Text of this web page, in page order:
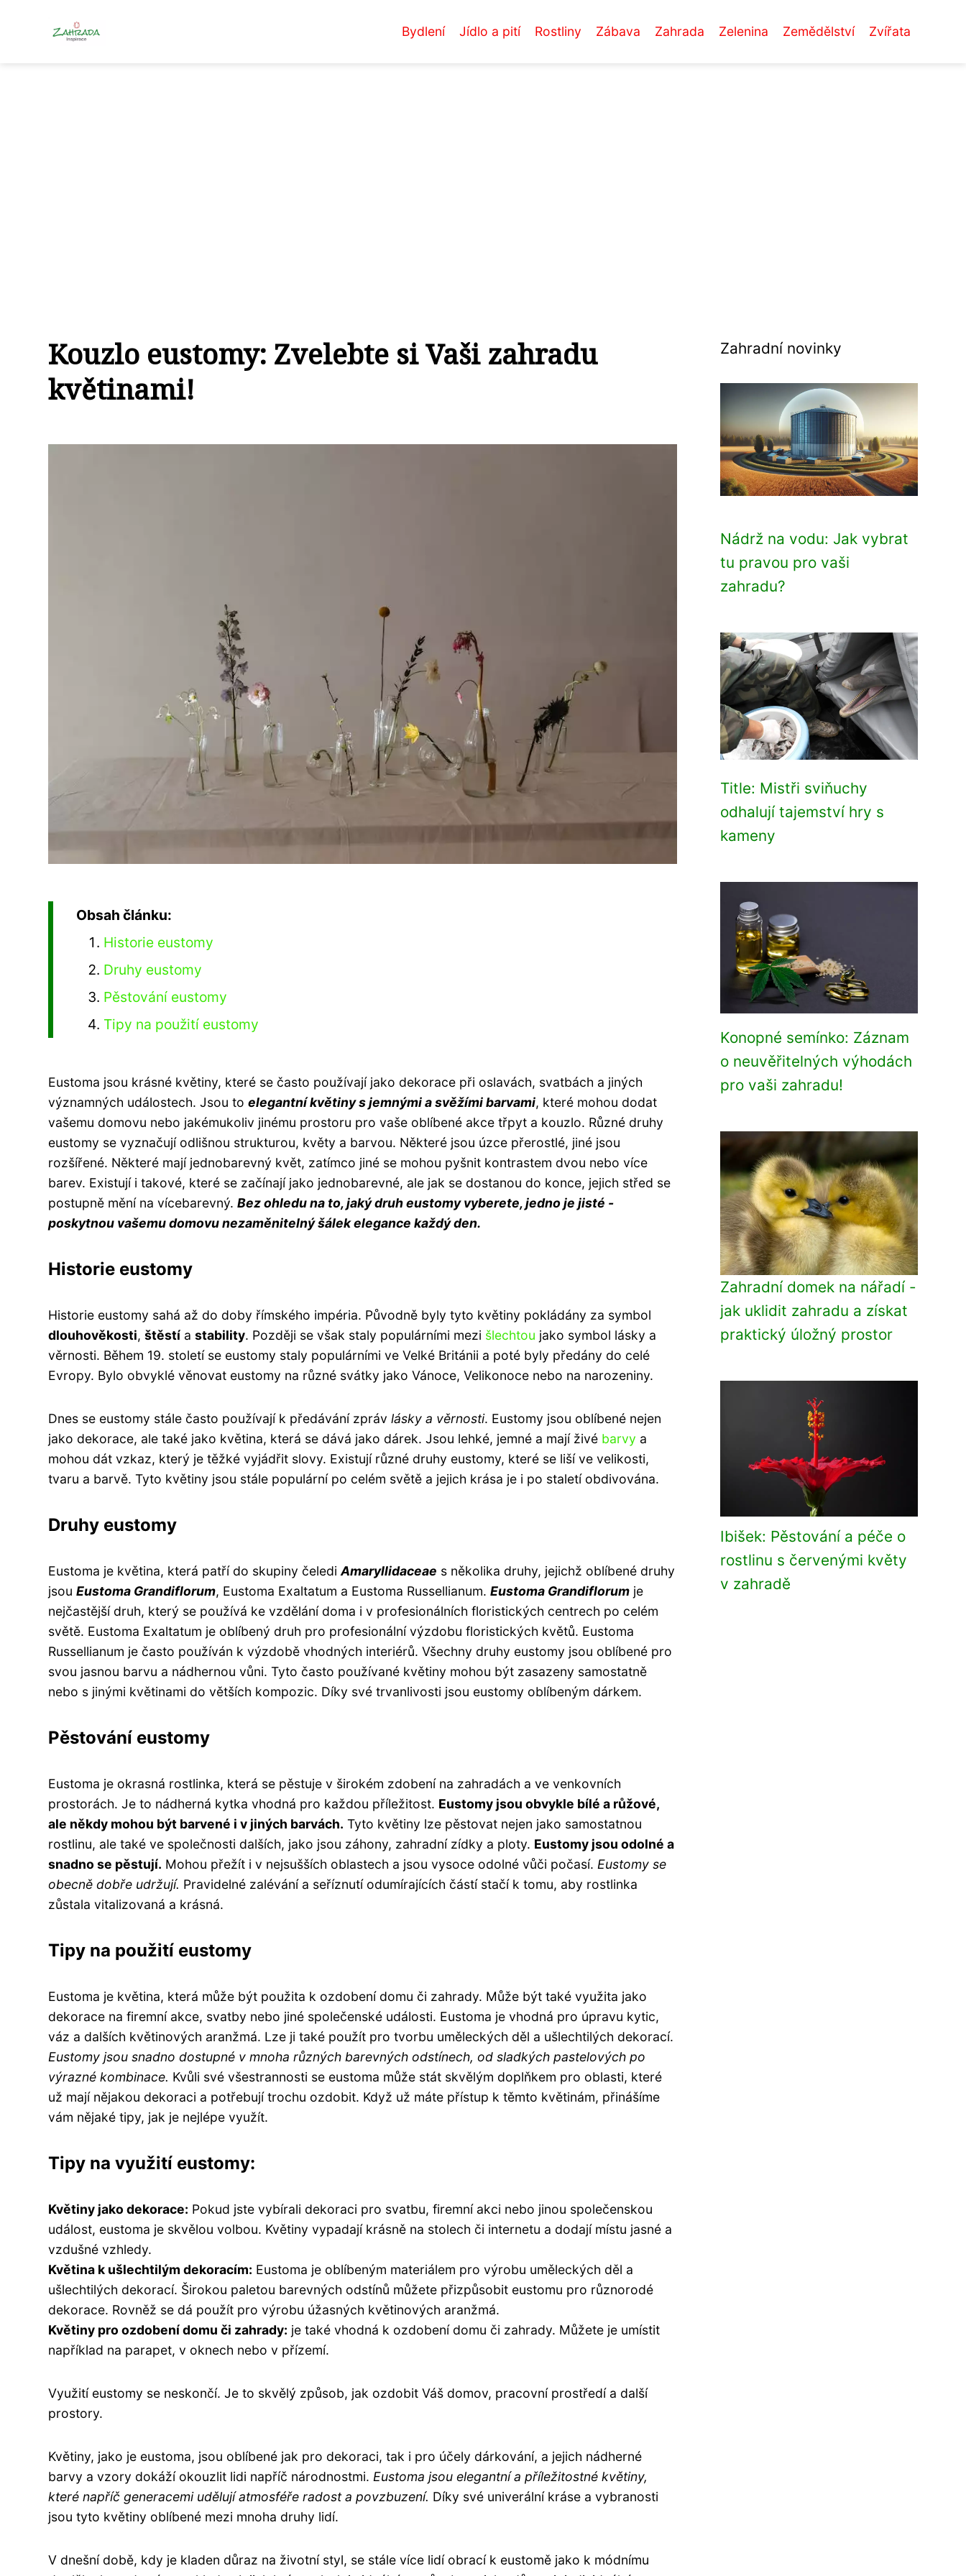
Bydlení Jídlo a pití Rostliny Zábava Zahrada Zelenina Zemědělství Zvířata
Kouzlo eustomy: Zvelebte si Vaši zahradu
květinami!
Obsah článku:
Historie eustomy
Druhy eustomy
Pěstování eustomy
Tipy na použití eustomy
Eustoma jsou krásné květiny, které se často používají jako dekorace při oslavách, svatbách a jiných
významných událostech. Jsou to elegantní květiny s jemnými a svěžími barvami, které mohou dodat
vašemu domovu nebo jakémukoliv jinému prostoru pro vaše oblíbené akce třpyt a kouzlo. Různé druhy
eustomy se vyznačují odlišnou strukturou, květy a barvou. Některé jsou úzce přerostlé, jiné jsou
rozšířené. Některé mají jednobarevný květ, zatímco jiné se mohou pyšnit kontrastem dvou nebo více
barev. Existují i takové, které se začínají jako jednobarevné, ale jak se dostanou do konce, jejich střed se
postupně mění na vícebarevný. Bez ohledu na to, jaký druh eustomy vyberete, jedno je jisté -
poskytnou vašemu domovu nezaměnitelný šálek elegance každý den.
Historie eustomy
Historie eustomy sahá až do doby římského impéria. Původně byly tyto květiny pokládány za symbol
dlouhověkosti, štěstí a stability. Později se však staly populárními mezi šlechtou jako symbol lásky a
věrnosti. Během 19. století se eustomy staly populárními ve Velké Británii a poté byly předány do celé
Evropy. Bylo obvyklé věnovat eustomy na různé svátky jako Vánoce, Velikonoce nebo na narozeniny.
Dnes se eustomy stále často používají k předávání zpráv lásky a věrnosti. Eustomy jsou oblíbené nejen
jako dekorace, ale také jako květina, která se dává jako dárek. Jsou lehké, jemné a mají živé barvy a
mohou dát vzkaz, který je těžké vyjádřit slovy. Existují různé druhy eustomy, které se liší ve velikosti,
tvaru a barvě. Tyto květiny jsou stále populární po celém světě a jejich krása je i po staletí obdivována.
Druhy eustomy
Eustoma je květina, která patří do skupiny čeledi Amaryllidaceae s několika druhy, jejichž oblíbené druhy
jsou Eustoma Grandiflorum, Eustoma Exaltatum a Eustoma Russellianum. Eustoma Grandiflorum je
nejčastější druh, který se používá ke vzdělání doma i v profesionálních floristických centrech po celém
světě. Eustoma Exaltatum je oblíbený druh pro profesionální výzdobu floristických květů. Eustoma
Russellianum je často používán k výzdobě vhodných interiérů. Všechny druhy eustomy jsou oblíbené pro
svou jasnou barvu a nádhernou vůni. Tyto často používané květiny mohou být zasazeny samostatně
nebo s jinými květinami do větších kompozic. Díky své trvanlivosti jsou eustomy oblíbeným dárkem.
Pěstování eustomy
Eustoma je okrasná rostlinka, která se pěstuje v širokém zdobení na zahradách a ve venkovních
prostorách. Je to nádherná kytka vhodná pro každou příležitost. Eustomy jsou obvykle bílé a růžové,
ale někdy mohou být barvené i v jiných barvách. Tyto květiny lze pěstovat nejen jako samostatnou
rostlinu, ale také ve společnosti dalších, jako jsou záhony, zahradní zídky a ploty. Eustomy jsou odolné a
snadno se pěstují. Mohou přežít i v nejsušších oblastech a jsou vysoce odolné vůči počasí. Eustomy se
obecně dobře udržují. Pravidelné zalévání a seříznutí odumírajících částí stačí k tomu, aby rostlinka
zůstala vitalizovaná a krásná.
Tipy na použití eustomy
Eustoma je květina, která může být použita k ozdobení domu či zahrady. Může být také využita jako
dekorace na firemní akce, svatby nebo jiné společenské události. Eustoma je vhodná pro úpravu kytic,
váz a dalších květinových aranžmá. Lze ji také použít pro tvorbu uměleckých děl a ušlechtilých dekorací.
Eustomy jsou snadno dostupné v mnoha různých barevných odstínech, od sladkých pastelových po
výrazné kombinace. Kvůli své všestrannosti se eustoma může stát skvělým doplňkem pro oblasti, které
už mají nějakou dekoraci a potřebují trochu ozdobit. Když už máte přístup k těmto květinám, přinášíme
vám nějaké tipy, jak je nejlépe využít.
Tipy na využití eustomy:
Květiny jako dekorace: Pokud jste vybírali dekoraci pro svatbu, firemní akci nebo jinou společenskou
událost, eustoma je skvělou volbou. Květiny vypadají krásně na stolech či internetu a dodají místu jasné a
vzdušné vzhledy.
Květina k ušlechtilým dekoracím: Eustoma je oblíbeným materiálem pro výrobu uměleckých děl a
ušlechtilých dekorací. Širokou paletou barevných odstínů můžete přizpůsobit eustomu pro různorodé
dekorace. Rovněž se dá použít pro výrobu úžasných květinových aranžmá.
Květiny pro ozdobení domu či zahrady: je také vhodná k ozdobení domu či zahrady. Můžete je umístit
například na parapet, v oknech nebo v přízemí.
Využití eustomy se neskončí. Je to skvělý způsob, jak ozdobit Váš domov, pracovní prostředí a další
prostory.
Květiny, jako je eustoma, jsou oblíbené jak pro dekoraci, tak i pro účely dárkování, a jejich nádherné
barvy a vzory dokáží okouzlit lidi napříč národnostmi. Eustoma jsou elegantní a příležitostné květiny,
které napříč generacemi udělují atmosféře radost a povzbuzení. Díky své univerální kráse a vybranosti
jsou tyto květiny oblíbené mezi mnoha druhy lidí.
V dnešní době, kdy je kladen důraz na životní styl, se stále více lidí obrací k eustomě jako k módnímu
Zahradní novinky
Nádrž na vodu: Jak vybrat
tu pravou pro vaši
zahradu?
Title: Mistři sviňuchy
odhalují tajemství hry s
kameny
Konopné semínko: Záznam
o neuvěřitelných výhodách
pro vaši zahradu!
Zahradní domek na nářadí -
jak uklidit zahradu a získat
praktický úložný prostor
Ibišek: Pěstování a péče o
rostlinu s červenými květy
v zahradě